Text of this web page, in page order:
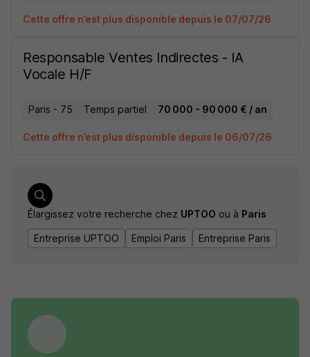
Cette offre n’est plus disponible depuis le 07/07/26
Responsable Ventes Indirectes - IA
Vocale H/F
Paris - 75 Temps partiel 70 000 - 90 000 € / an
Cette offre n’est plus disponible depuis le 06/07/26
Élargissez votre recherche chez UPTOO ou à Paris
Entreprise UPTOO Emploi Paris Entreprise Paris